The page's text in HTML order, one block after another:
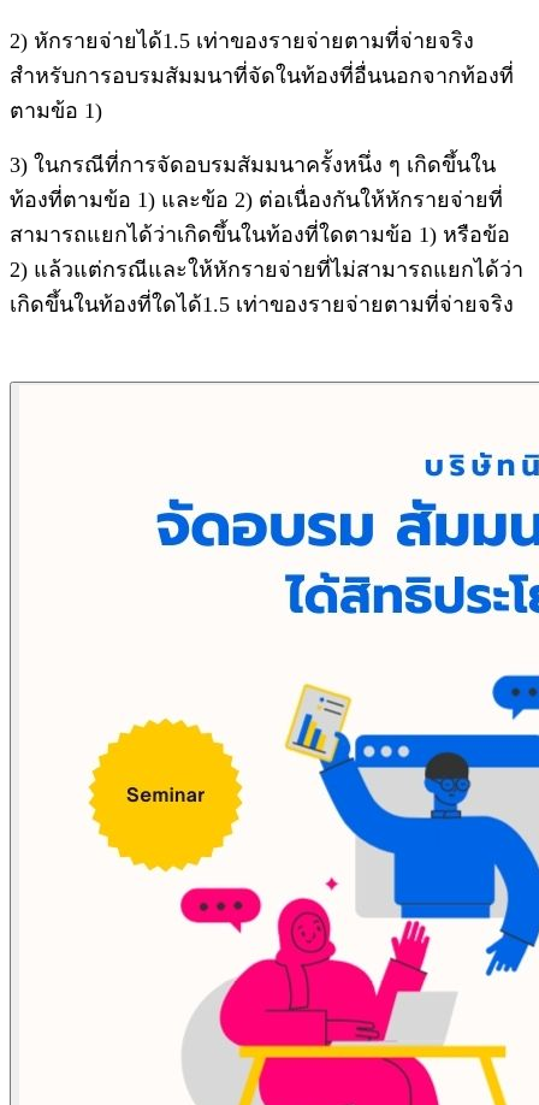
2) หักรายจ่ายได้1.5 เท่าของรายจ่ายตามที่จ่ายจริง
สำหรับการอบรมสัมมนาที่จัดในท้องที่อื่นนอกจากท้องที่
ตามข้อ 1)
3) ในกรณีที่การจัดอบรมสัมมนาครั้งหนึ่ง ๆ เกิดขึ้นใน
ท้องที่ตามข้อ 1) และข้อ 2) ต่อเนื่องกันให้หักรายจ่ายที่
สามารถแยกได้ว่าเกิดขึ้นในท้องที่ใดตามข้อ 1) หรือข้อ
2) แล้วแต่กรณีและให้หักรายจ่ายที่ไม่สามารถแยกได้ว่า
เกิดขึ้นในท้องที่ใดได้1.5 เท่าของรายจ่ายตามที่จ่ายจริง